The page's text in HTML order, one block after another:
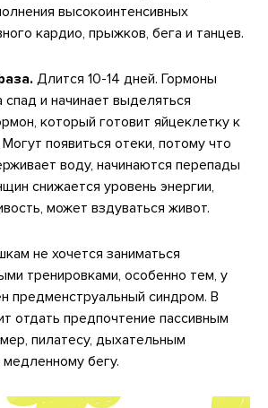
высокоинтенсивных
кардио, прыжков, бега и танцев.
Длится 10-14 дней. Гормоны
спад и начинает выделяться
который готовит яйцеклетку к
появиться отеки, потому что
воду, начинаются перепады
снижается уровень энергии,
может вздуваться живот.
не хочется заниматься
тренировками, особенно тем, у
предменструальный синдром. В
отдать предпочтение пассивным
пилатесу, дыхательным
медленному бегу.